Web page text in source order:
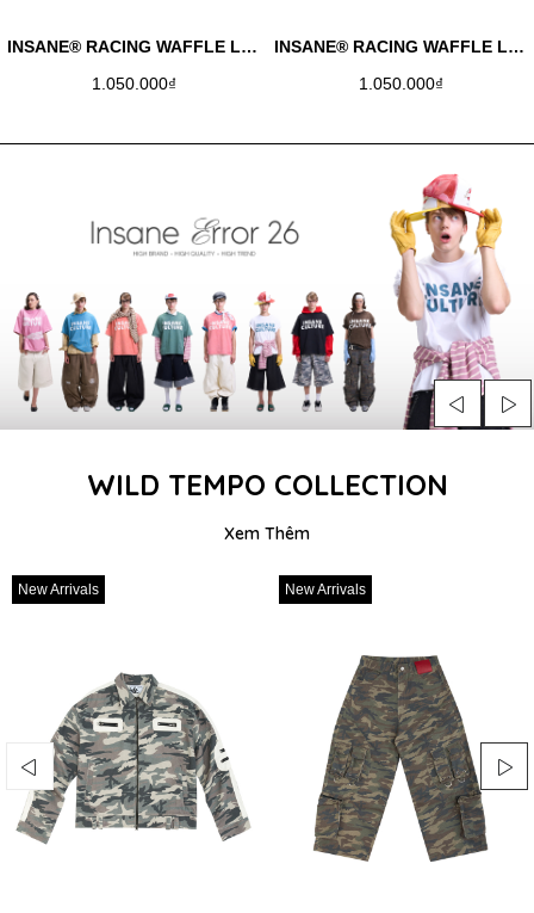
INSANE® RACING WAFFLE LONGSLEEVE - BLACK
1.050.000₫
INSANE® RACING WAFFLE LONGSLEEVE - MELANGE
1.050.000₫
WILD TEMPO COLLECTION
Xem Thêm
New Arrivals New Arrivals